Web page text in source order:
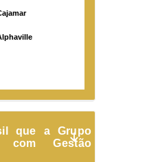
que a Grupo
com Gestão